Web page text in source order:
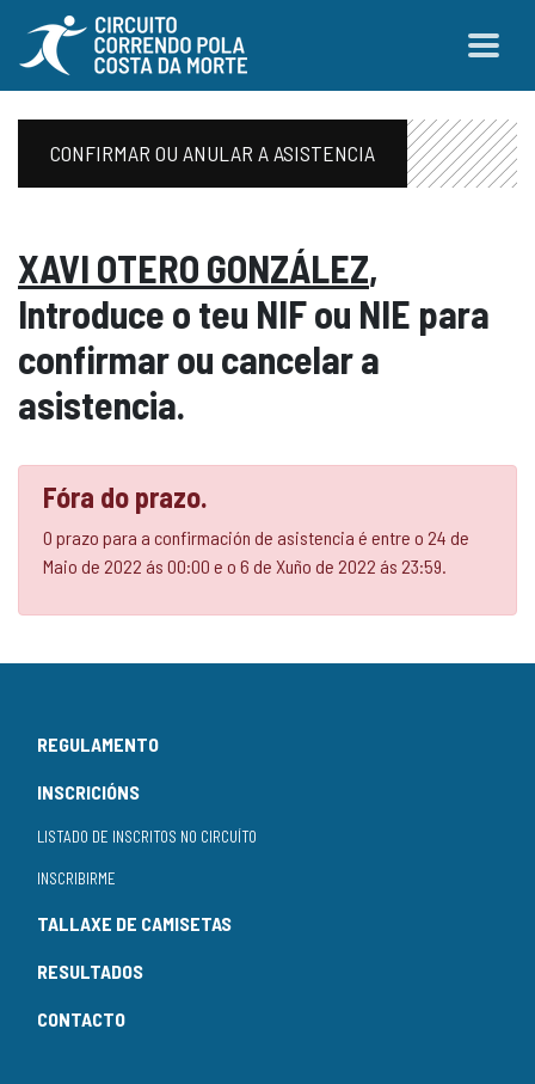
CONFIRMAR OU ANULAR A ASISTENCIA
XAVI OTERO GONZÁLEZ,
Introduce o teu NIF ou NIE para
confirmar ou cancelar a
asistencia.
Fóra do prazo.
O prazo para a confirmación de asistencia é entre o 24 de
Maio de 2022 ás 00:00 e o 6 de Xuño de 2022 ás 23:59.
REGULAMENTO
INSCRICIÓNS
LISTADO DE INSCRITOS NO CIRCUÍTO
INSCRIBIRME
TALLAXE DE CAMISETAS
RESULTADOS
CONTACTO